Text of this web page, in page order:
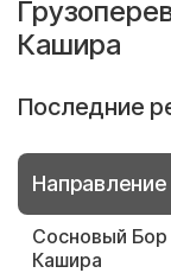
Кашира
Последние
Направление
Сосновый Бор
Кашира